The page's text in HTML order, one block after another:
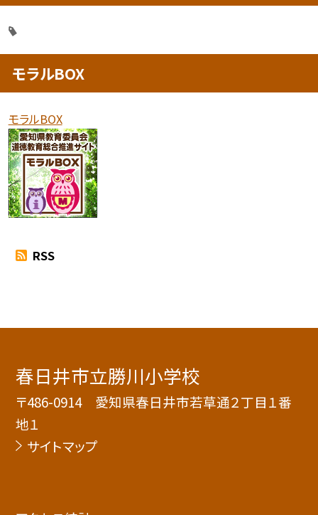
モラルBOX
モラルBOX
RSS
春日井市立勝川小学校
〒486-0914 愛知県春日井市若草通２丁目１番
地１
サイトマップ